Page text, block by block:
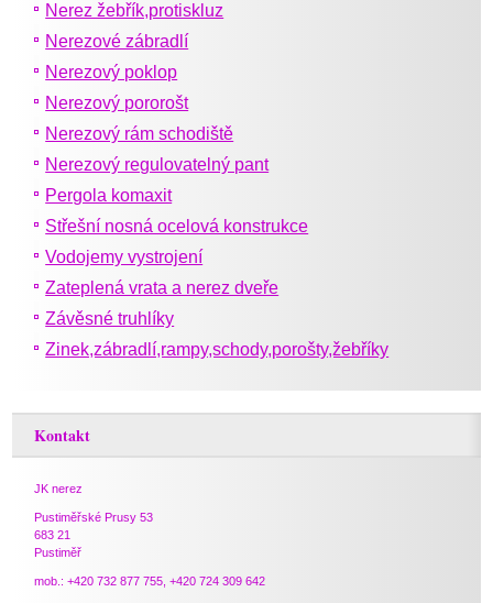
Nerez žebřík,protiskluz
Nerezové zábradlí
Nerezový poklop
Nerezový pororošt
Nerezový rám schodiště
Nerezový regulovatelný pant
Pergola komaxit
Střešní nosná ocelová konstrukce
Vodojemy vystrojení
Zateplená vrata a nerez dveře
Závěsné truhlíky
Zinek,zábradlí,rampy,schody,porošty,žebříky
Kontakt
JK nerez
Pustiměřské Prusy 53
683 21
Pustiměř
mob.: +420 732 877 755, +420 724 309 642